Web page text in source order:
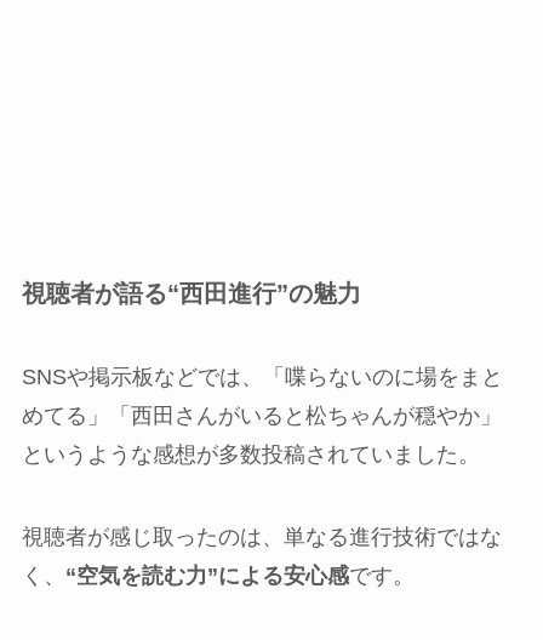
視聴者が語る“西田進行”の魅力
SNSや掲示板などでは、「喋らないのに場をまと
めてる」「西田さんがいると松ちゃんが穏やか」
というような感想が多数投稿されていました。
視聴者が感じ取ったのは、単なる進行技術ではな
く、 “空気を読む力”による安心感です。